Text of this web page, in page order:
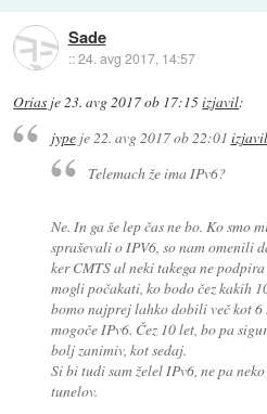
Sade
::24. avg 2017, 14:57
Orias je23. avg 2017 ob 17:15izjavil:
jypeje22. avg 2017 ob 22:01 izjavil
Telemach že ima IPv6?
Ne. In ga še lep čas ne bo. Ko smo
spraševali o IPV6, so nam omenili
ker CMTS al neki takega ne
mogli počakati, ko bodo čez kakih
bomo najprej lahko dobili več kot
mogoče IPv6. Čez 10 let, bo pa
bolj zanimiv, kot sedaj.
Si bi tudi sam želel IPv6, ne pa
tunelov.